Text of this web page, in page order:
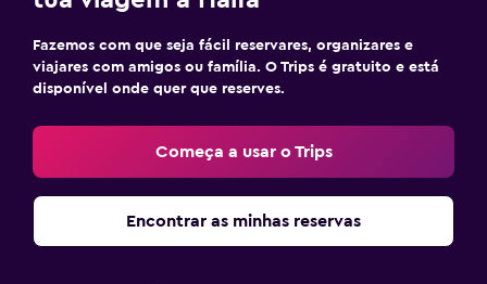
Fazemos com que seja fácil reservares, organizares e
viajares com amigos ou família. O Trips é gratuito e está
disponível onde quer que reserves.
Começa a usar o Trips
Encontrar as minhas reservas